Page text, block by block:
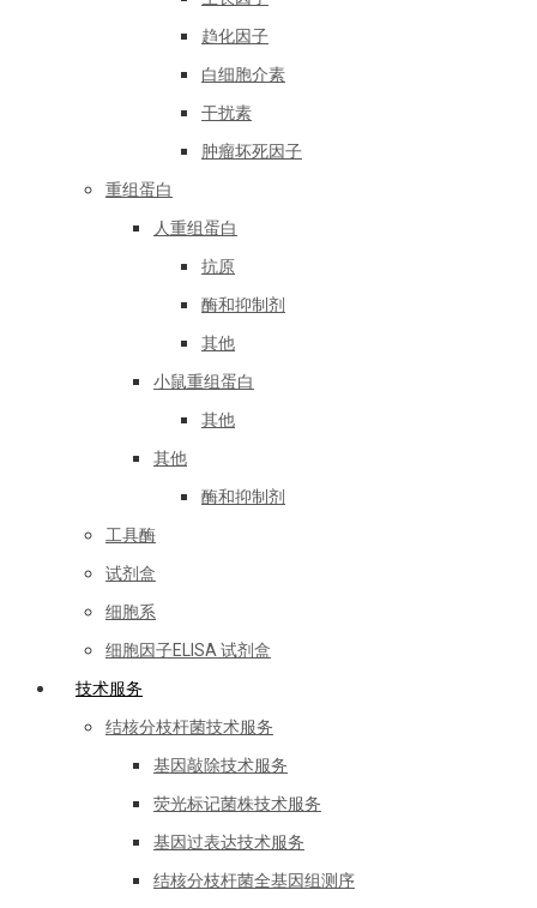
趋化因子
白细胞介素
干扰素
肿瘤坏死因子
重组蛋白
人重组蛋白
抗原
酶和抑制剂
其他
小鼠重组蛋白
其他
其他
酶和抑制剂
工具酶
试剂盒
细胞系
细胞因子ELISA 试剂盒
技术服务
结核分枝杆菌技术服务
基因敲除技术服务
荧光标记菌株技术服务
基因过表达技术服务
结核分枝杆菌全基因组测序